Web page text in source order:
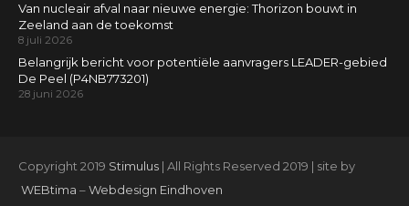
Van nucleair afval naar nieuwe energie: Thorizon bouwt in
Zeeland aan de toekomst
8 juli 2026
Belangrijk bericht voor potentiële aanvragers LEADER-gebied
De Peel (P4NB773201)
28 juni 2026
Copyright 2019 Stimulus| All Rights Reserved 2019 | site by
WEBtima –Webdesign Eindhoven